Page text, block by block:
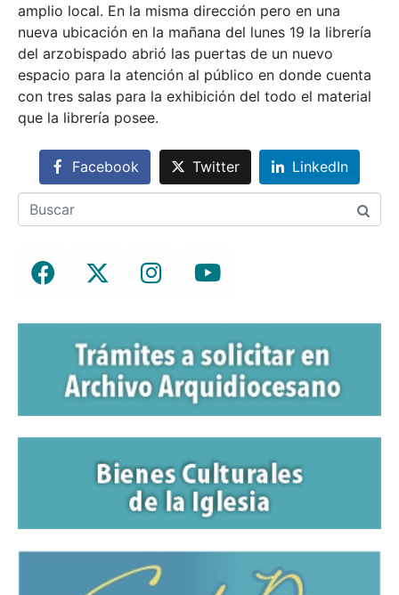
amplio local. En la misma dirección pero en una
nueva ubicación en la mañana del lunes 19 la librería
del arzobispado abrió las puertas de un nuevo
espacio para la atención al público en donde cuenta
con tres salas para la exhibición del todo el material
que la librería posee.
Facebook Twitter LinkedIn